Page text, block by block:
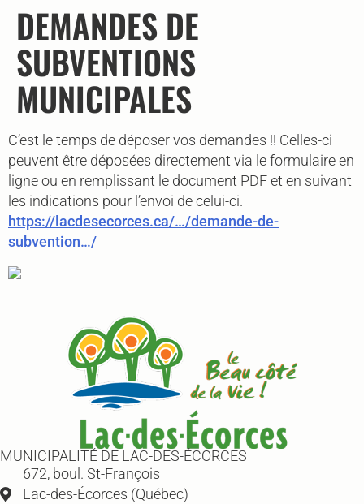
DEMANDES DE
SUBVENTIONS
MUNICIPALES
C’est le temps de déposer vos demandes !! Celles-ci
peuvent être déposées directement via le formulaire en
ligne ou en remplissant le document PDF et en suivant
les indications pour l’envoi de celui-ci.
https://lacdesecorces.ca/…/demande-de-
subvention…/
MUNICIPALITÉ DE LAC-DES-ÉCORCES
672, boul. St-François
Lac-des-Écorces (Québec)